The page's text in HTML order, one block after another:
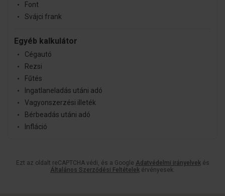
Font
Svájci frank
Egyéb kalkulátor
Cégautó
Rezsi
Fűtés
Ingatlaneladás utáni adó
Vagyonszerzési illeték
Bérbeadás utáni adó
Infláció
Ezt az oldalt reCAPTCHA védi, és a Google Adatvédelmi irányelvekés
Általános Szerződési Feltételek érvényesek.